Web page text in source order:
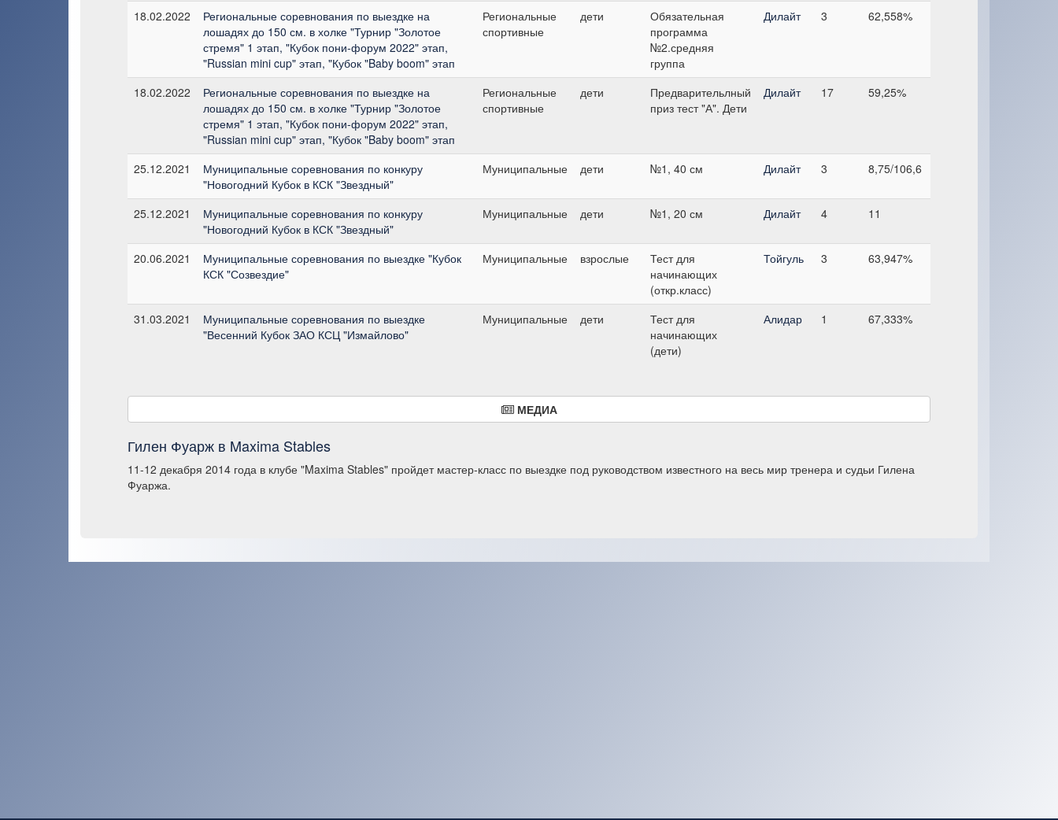
18.02.2022
Региональные соревнования по выездке на
лошадях до 150 см. в холке "Турнир "Золотое
стремя" 1 этап, "Кубок пони-форум 2022" этап,
"Russian mini cup" этап, "Кубок "Baby boom" этап
Региональные
спортивные
дети
Обязательная
программа
№2.средняя
группа
Дилайт 3 62,558%
18.02.2022
Региональные соревнования по выездке на
лошадях до 150 см. в холке "Турнир "Золотое
стремя" 1 этап, "Кубок пони-форум 2022" этап,
"Russian mini cup" этап, "Кубок "Baby boom" этап
Региональные
спортивные
дети
Предварительлный
приз тест "А". Дети
Дилайт 17 59,25%
25.12.2021
Муниципальные соревнования по конкуру
"Новогодний Кубок в КСК "Звездный"
Муниципальные дети №1, 40 см Дилайт 3 8,75/106,6
25.12.2021
Муниципальные соревнования по конкуру
"Новогодний Кубок в КСК "Звездный"
Муниципальные дети №1, 20 см Дилайт 4 11
20.06.2021
Муниципальные соревнования по выездке "Кубок
КСК "Созвездие"
Муниципальные взрослые
Тест для
начинающих
(откр.класс)
Тойгуль 3 63,947%
31.03.2021
Муниципальные соревнования по выездке
"Весенний Кубок ЗАО КСЦ "Измайлово"
Муниципальные дети
Тест для
начинающих
(дети)
Алидар 1 67,333%
МЕДИА
Гилен Фуарж в Maxima Stables
11-12 декабря 2014 года в клубе "Maxima Stables" пройдет мастер-класс по выездке под руководством известного на весь мир тренера и судьи Гилена
Фуаржа.